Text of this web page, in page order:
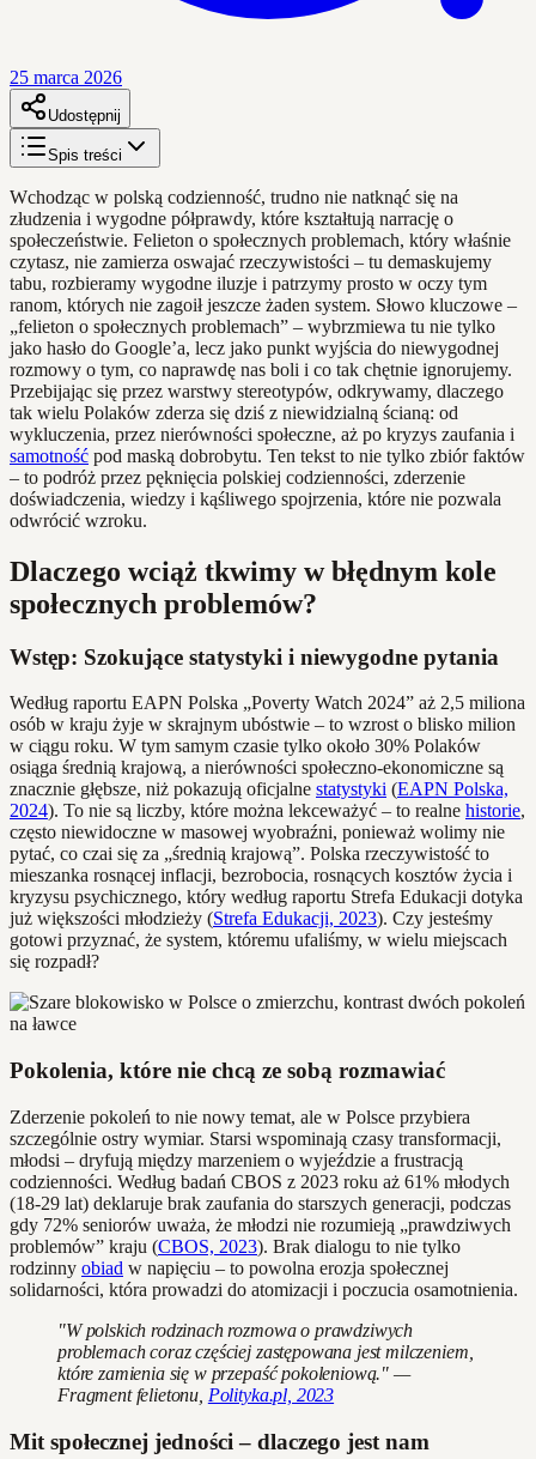
25 marca 2026
Udostępnij
Spis treści
Wchodząc w polską codzienność, trudno nie natknąć się na
złudzenia i wygodne półprawdy, które kształtują narrację o
społeczeństwie. Felieton o społecznych problemach, który właśnie
czytasz, nie zamierza oswajać rzeczywistości – tu demaskujemy
tabu, rozbieramy wygodne iluzje i patrzymy prosto w oczy tym
ranom, których nie zagoił jeszcze żaden system. Słowo kluczowe –
„felieton o społecznych problemach” – wybrzmiewa tu nie tylko
jako hasło do Google’a, lecz jako punkt wyjścia do niewygodnej
rozmowy o tym, co naprawdę nas boli i co tak chętnie ignorujemy.
Przebijając się przez warstwy stereotypów, odkrywamy, dlaczego
tak wielu Polaków zderza się dziś z niewidzialną ścianą: od
wykluczenia, przez nierówności społeczne, aż po kryzys zaufania i
samotność pod maską dobrobytu. Ten tekst to nie tylko zbiór faktów
– to podróż przez pęknięcia polskiej codzienności, zderzenie
doświadczenia, wiedzy i kąśliwego spojrzenia, które nie pozwala
odwrócić wzroku.
Dlaczego wciąż tkwimy w błędnym kole
społecznych problemów?
Wstęp: Szokujące statystyki i niewygodne pytania
Według raportu EAPN Polska „Poverty Watch 2024” aż 2,5 miliona
osób w kraju żyje w skrajnym ubóstwie – to wzrost o blisko milion
w ciągu roku. W tym samym czasie tylko około 30% Polaków
osiąga średnią krajową, a nierówności społeczno-ekonomiczne są
znacznie głębsze, niż pokazują oficjalne statystyki (EAPN Polska,
2024). To nie są liczby, które można lekceważyć – to realne historie,
często niewidoczne w masowej wyobraźni, ponieważ wolimy nie
pytać, co czai się za „średnią krajową”. Polska rzeczywistość to
mieszanka rosnącej inflacji, bezrobocia, rosnących kosztów życia i
kryzysu psychicznego, który według raportu Strefa Edukacji dotyka
już większości młodzieży (Strefa Edukacji, 2023). Czy jesteśmy
gotowi przyznać, że system, któremu ufaliśmy, w wielu miejscach
się rozpadł?
Pokolenia, które nie chcą ze sobą rozmawiać
Zderzenie pokoleń to nie nowy temat, ale w Polsce przybiera
szczególnie ostry wymiar. Starsi wspominają czasy transformacji,
młodsi – dryfują między marzeniem o wyjeździe a frustracją
codzienności. Według badań CBOS z 2023 roku aż 61% młodych
(18-29 lat) deklaruje brak zaufania do starszych generacji, podczas
gdy 72% seniorów uważa, że młodzi nie rozumieją „prawdziwych
problemów” kraju (CBOS, 2023). Brak dialogu to nie tylko
rodzinny obiad w napięciu – to powolna erozja społecznej
solidarności, która prowadzi do atomizacji i poczucia osamotnienia.
"W polskich rodzinach rozmowa o prawdziwych
problemach coraz częściej zastępowana jest milczeniem,
które zamienia się w przepaść pokoleniową." —
Fragment felietonu, Polityka.pl, 2023
Mit społecznej jedności – dlaczego jest nam